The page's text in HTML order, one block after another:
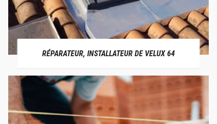
RÉPARATEUR, INSTALLATEUR DE VELUX 64